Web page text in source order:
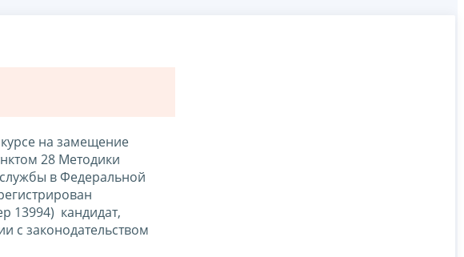
на замещение
28 Методики
в Федеральной
13994) кандидат,
с законодательством